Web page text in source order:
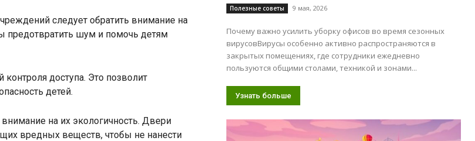
следует обратить внимание на
предотвратить шум и помочь детям
доступа. Это позволит
детей.
на их экологичность. Двери
вредных веществ, чтобы не нанести
Полезные советы 9 мая, 2026
Почему важно усилить уборку офисов во время сезонных
вирусовВирусы особенно активно распространяются в
закрытых помещениях, где сотрудники ежедневно
пользуются общими столами, техникой и зонами...
Узнать больше